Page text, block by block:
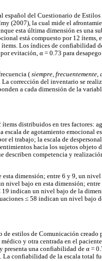
español del Cuestionario de
(2007), la cual mide el
esta última dimensión es una
está compuesto por 12 ítems,
Los índices de confiabilidad
evitación, α = 0.73 para
( siempre, frecuentemente,
corrección del inventario se
a cada dimensión de la
distribuidos en tres factores:
de agotamiento emocional
el trabajo; la escala de
hacia los sujetos objeto
describen competencia y
dimensión; entre 6 y 9, un
nivel bajo en esta dimensión;
indican un nivel bajo de la
≤ 58 indican un nivel bajo
estilos de Comunicación creado
y otra centrada en el
presenta una confiabilidad de α =
La confiabilidad de la escala total